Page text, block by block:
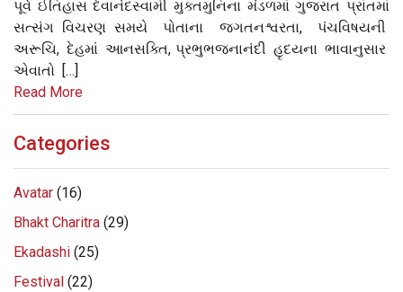
પૂર્વ ઈતિહાસ દેવાનંદસ્વામી મુક્તમુનિના મંડળમાં ગુજરાત પ્રાંતમાં
સત્સંગ વિચરણ સમયે પોતાના જગતનશ્વરતા, પંચવિષયની
અરૂચિ, દેહમાં આનસક્તિ, પ્રભુભજનાનંદી હૃદયના ભાવાનુસાર
એવાતો […]
Read More
Categories
Avatar (16)
Bhakt Charitra (29)
Ekadashi (25)
Festival (22)